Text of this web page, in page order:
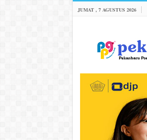
JUMAT , 7 AGUSTUS 2026